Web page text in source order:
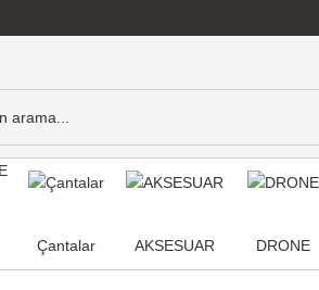
Çantalar AKSESUAR DRONE